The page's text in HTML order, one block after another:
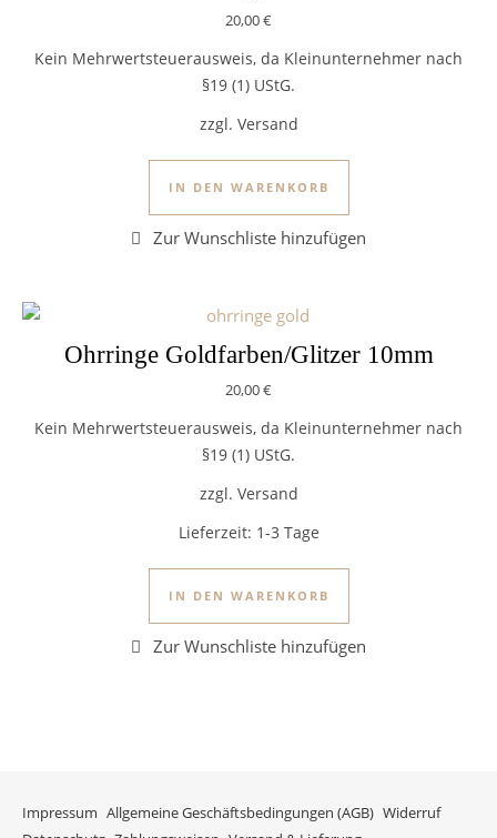
20,00€
Kein Mehrwertsteuerausweis, da Kleinunternehmer nach
§19 (1) UStG.
zzgl. Versand
IN DEN WARENKORB
Ohrringe Goldfarben/Glitzer 10mm
20,00€
Kein Mehrwertsteuerausweis, da Kleinunternehmer nach
§19 (1) UStG.
zzgl. Versand
Lieferzeit: 1-3 Tage
IN DEN WARENKORB
Impressum Allgemeine Geschäftsbedingungen (AGB) Widerruf